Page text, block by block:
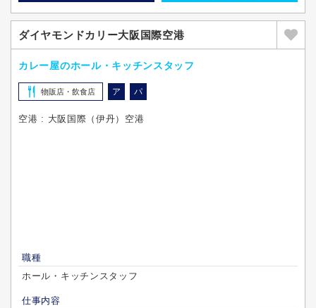
ダイヤモンドカリー大阪国際空港
カレー屋のホール・キッチンスタッフ
物販店・飲食店 ア パ
空港 : 大阪国際（伊丹）空港
職種
ホール・キッチンスタッフ
仕事内容